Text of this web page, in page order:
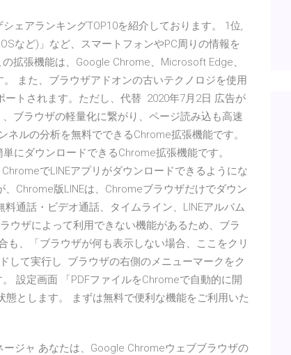
ェアランキングTOP10を紹介しております。 1位,
など)」など、スマートフォンやPC周りの情報を
拡張機能は、Google Chrome、Microsoft Edge、
また、ブラウザアドオンの古いテクノロジを使用
トされます。ただし、代替 2020年7月2日 広告が
ブラウザの軽量化に繋がり、ページ読み込も高速
ルの分析を無料でできるChrome拡張機能です。
にダウンロードできるChrome拡張機能です。
でLINEアプリがダウンロードできるようにな
Chrome版LINEは、Chromeブラウザだけでダウン
通話・ビデオ通話、タイムライン、LINEアルバム
ウザによって利用できない機能があるため、ブラ
、「ブラウザが何も表示しない場合、ここをクリ
して実行し ブラウザの右側のメニューマークをク
設定画面 「PDFファイルをChromeで自動的に開
とします。 まずは無料で便利な機能をご利用いた
ジャ あなたは、Google Chromeウェブブラウザの